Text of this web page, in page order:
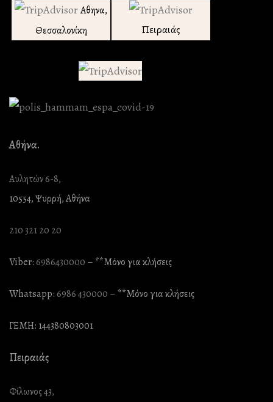
Αθηνα,
Θεσσαλονίκη
Πειραιάς
Αθήνα.
Αυλητών 6-8,
10554, Ψυρρή, Αθήνα
210 321 20 20
Viber:6986430000 – **Mόνο για κλήσεις
Whatsapp:6986 430000 – **Mόνο για κλήσεις
ΓΕΜΗ: 144380803001
Πειραιάς
Φίλωνος 43,